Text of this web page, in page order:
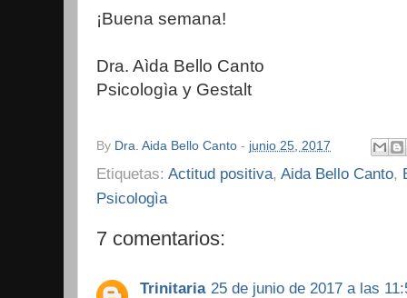
¡Buena semana!
Dra. Aìda Bello Canto
Psicologìa y Gestalt
By Dra. Aida Bello Canto - junio 25, 2017
Etiquetas: Actitud positiva, Aida Bello Canto,
Psicologìa
7 comentarios:
Trinitaria 25 de junio de 2017 a las